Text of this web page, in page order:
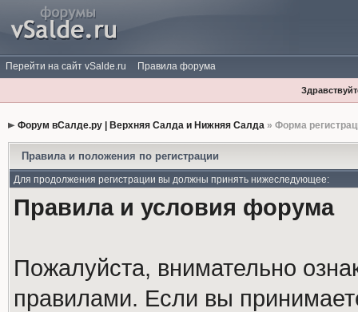
Перейти на сайт vSalde.ru Правила форума
Форум вСалде.ру | Верхняя Салда и Нижняя Салда» Форма
Правила и положения по регистрации
Для продолжения регистрации вы должны принять нижеследующее:
Правила и условия форума
Пожалуйста, внимательно
правилами. Если вы